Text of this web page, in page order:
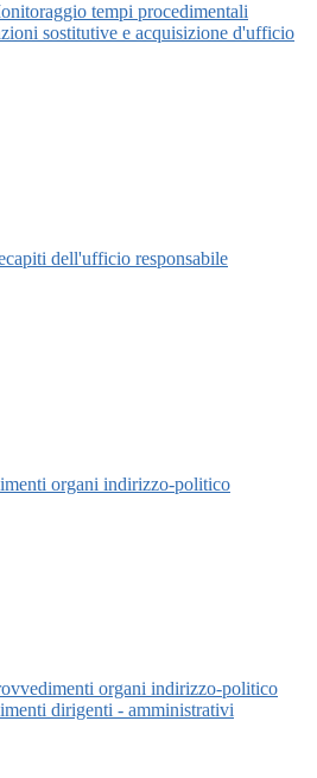
tempi procedimentali
sostitutive e acquisizione d'ufficio
dell'ufficio responsabile
organi indirizzo-politico
organi indirizzo-politico
dirigenti - amministrativi